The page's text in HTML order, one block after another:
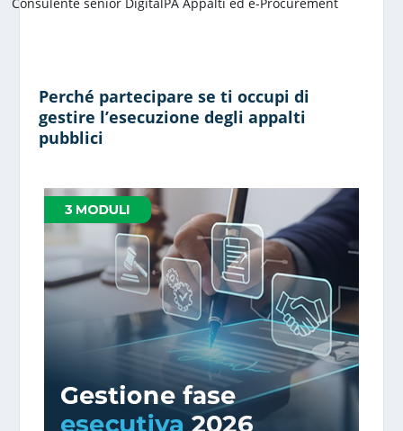
Perché partecipare se ti occupi di
gestire l’esecuzione degli appalti
pubblici